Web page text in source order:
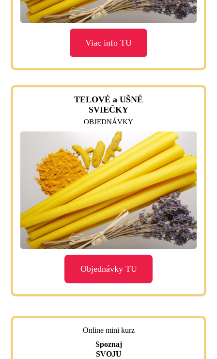
Viac info TU
TELOVÉ a UŠNÉ
SVIEČKY
OBJEDNÁVKY
Objednávky TU
Online mini kurz
Spoznaj
SVOJU